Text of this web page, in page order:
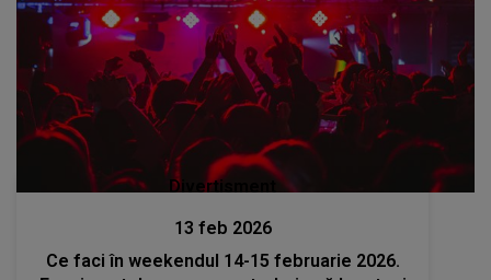
Divertisment
13 feb 2026
Ce faci în weekendul 14-15 februarie 2026.